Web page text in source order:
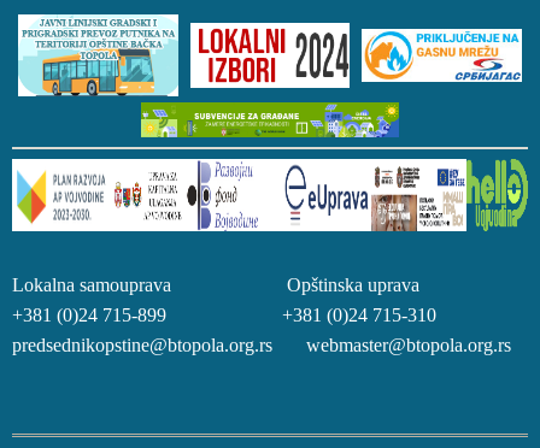
Lokalna samouprava Opštinska uprava
+381 (0)24 715-899 +381 (0)24 715-310
predsednikopstine@btopola.org.rs webmaster@btopola.org.rs